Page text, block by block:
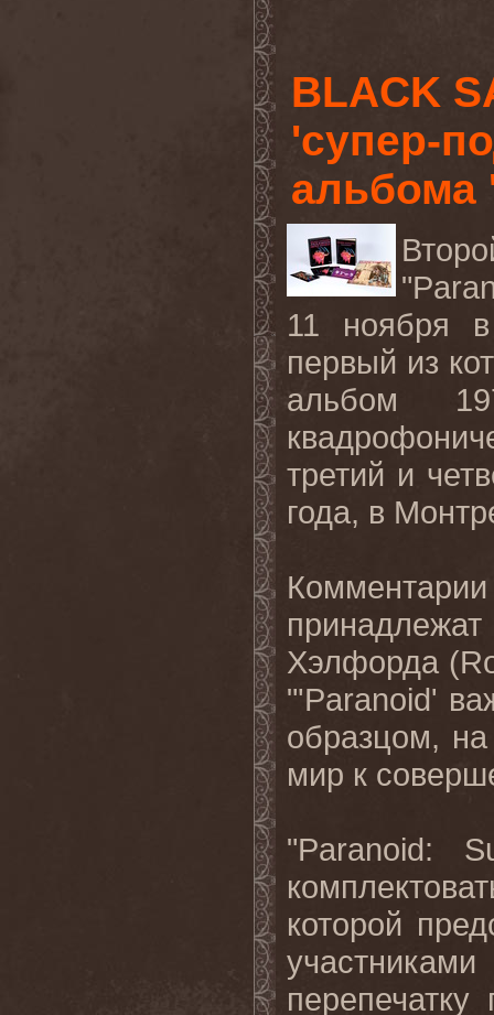
BLACK
'супер-
альбома
"
11 ноября
первый из
альбом
третий и
года, в
Хэлфорда (
"'Paranoid'
образцом,
мир к
"Paranoid:
которой